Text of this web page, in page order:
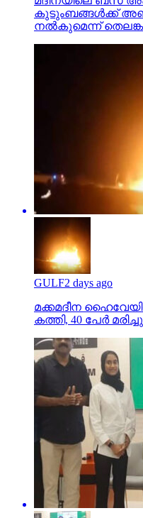
കുടുംബങ്ങള്‍ക്ക്
നല്‍കുമെന്ന്
GULF2 days ago
മക്കമദീന
കത്തി, 40 പേര്‍ മരിച്ചു